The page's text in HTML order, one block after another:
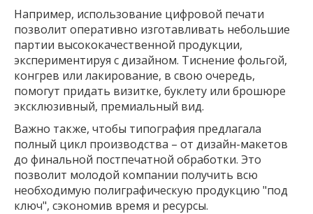
Например, использование цифровой печати
позволит оперативно изготавливать небольшие
партии высококачественной продукции,
экспериментируя с дизайном. Тиснение фольгой,
конгрев или лакирование, в свою очередь,
помогут придать визитке, буклету или брошюре
эксклюзивный, премиальный вид.
Важно также, чтобы типография предлагала
полный цикл производства – от дизайн-макетов
до финальной постпечатной обработки. Это
позволит молодой компании получить всю
необходимую полиграфическую продукцию "под
ключ", сэкономив время и ресурсы.